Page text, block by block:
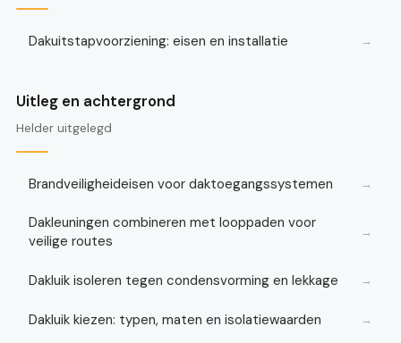
Dakuitstapvoorziening: eisen en installatie →
Uitleg en achtergrond
Helder uitgelegd
Brandveiligheideisen voor daktoegangssystemen →
Dakleuningen combineren met looppaden voor
veilige routes
→
Dakluik isoleren tegen condensvorming en lekkage →
Dakluik kiezen: typen, maten en isolatiewaarden →